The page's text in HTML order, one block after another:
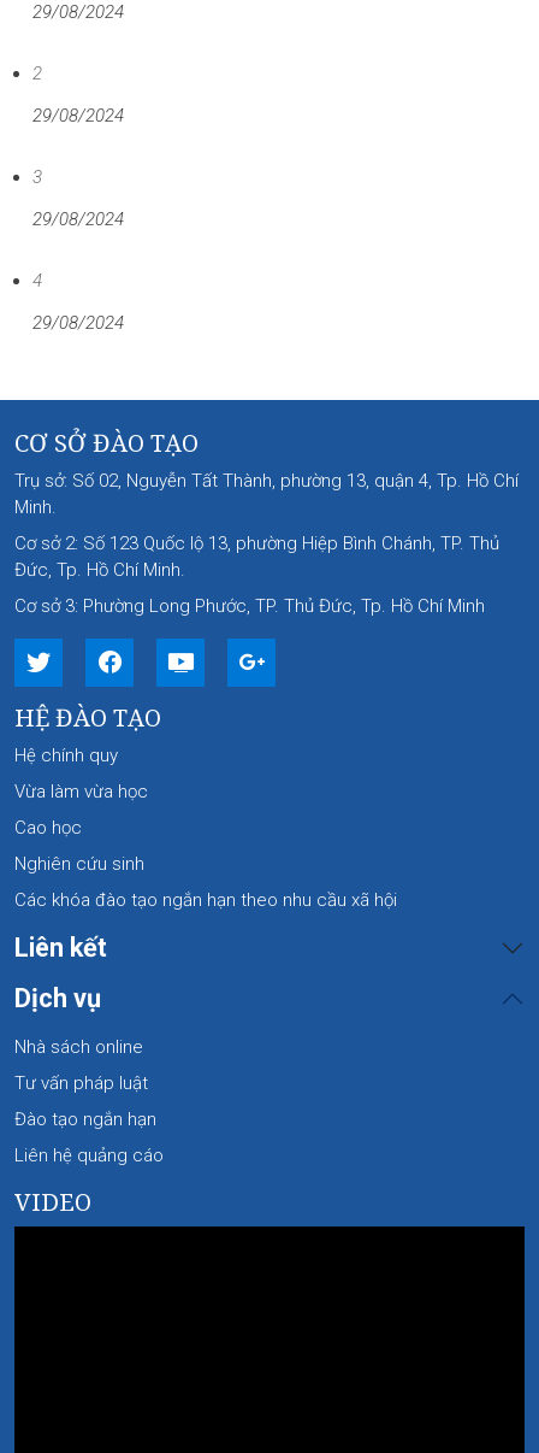
29/08/2024
2
29/08/2024
3
29/08/2024
4
29/08/2024
CƠ SỞ ĐÀO TẠO
Trụ sở: Số 02, Nguyễn Tất Thành, phường 13, quận 4, Tp. Hồ Chí
Minh.
Cơ sở 2: Số 123 Quốc lộ 13, phường Hiệp Bình Chánh, TP. Thủ
Đức, Tp. Hồ Chí Minh.
Cơ sở 3: Phường Long Phước, TP. Thủ Đức, Tp. Hồ Chí Minh
HỆ ĐÀO TẠO
Hệ chính quy
Vừa làm vừa học
Cao học
Nghiên cứu sinh
Các khóa đào tạo ngắn hạn theo nhu cầu xã hội
Liên kết
Dịch vụ
Nhà sách online
Tư vấn pháp luật
Đào tạo ngắn hạn
Liên hệ quảng cáo
VIDEO